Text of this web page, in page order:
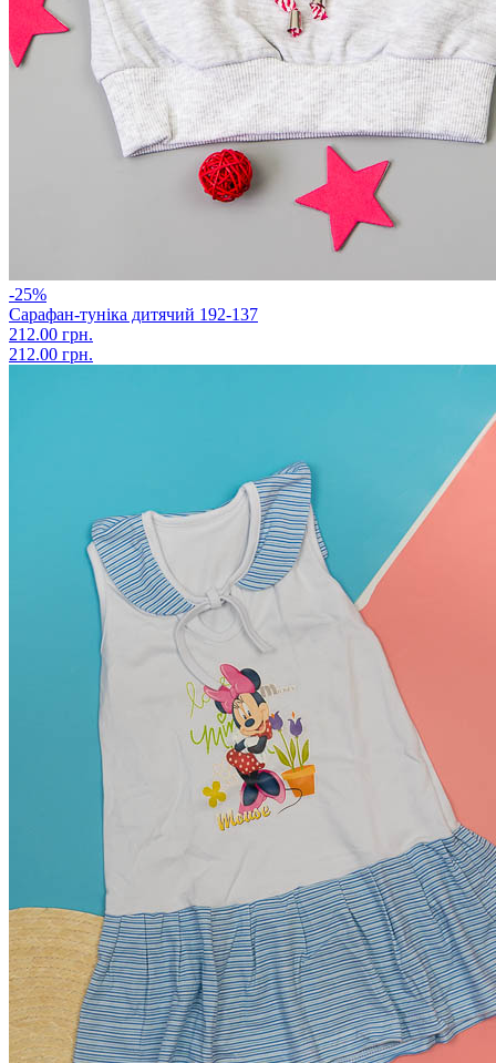
-25%
Сарафан-туніка дитячий 192-137
212.00 грн.
212.00 грн.